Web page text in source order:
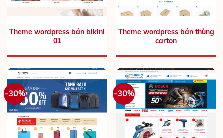
Theme wordpress bán bikini
01
Theme wordpress bán thùng
carton
-30% -30%